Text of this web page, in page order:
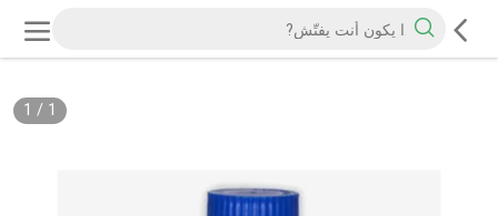
1
/
1